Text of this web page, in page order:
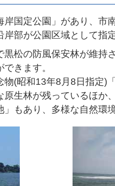
岸国定公園」があり、市
部が公園区域として指
黒松の防風保安林が維持
きます。
物(昭和13年8月8日指定)
原生林が残っているほか
もあり、多様な自然環